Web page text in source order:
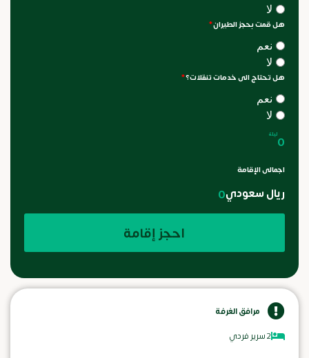
مرافق الغرفة
2 سرير فردي
لا
هل قمت بحجز الطيران*
نعم
لا
هل تحتاج الى خدمات تنقلات؟*
نعم
لا
0ليلة
اجمالى الإقامة
ريال سعودي0
احجز إقامة